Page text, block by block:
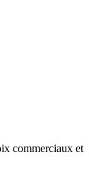
commerciaux et